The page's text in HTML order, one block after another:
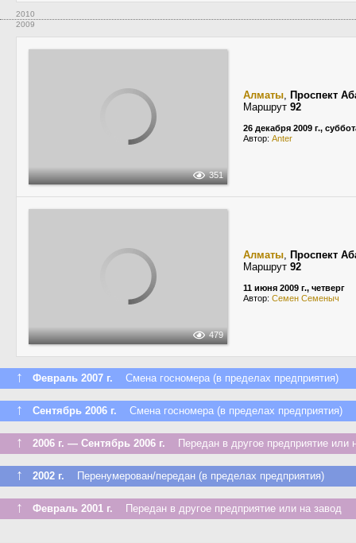
2010
2009
351
Алматы, Проспект
Маршрут 92
26 декабря 2009 г.,
Автор: Anter
479
Алматы, Проспект
Маршрут 92
11 июня 2009 г., четверг
Автор: Семен Семеныч
↑ Февраль 2007 г. Смена госномера (в пределах предприятия)
↑ Сентябрь 2006 г. Смена госномера (в пределах предприятия)
↑ 2006 г. — Сентябрь 2006 г. Передан в другое предприятие или
↑ 2002 г. Перенумерован/передан (в пределах предприятия)
↑ Февраль 2001 г. Передан в другое предприятие или на завод